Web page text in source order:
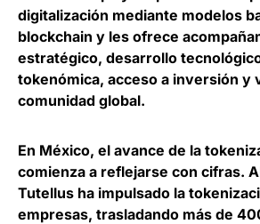
digitalización mediante modelos
blockchain y les ofrece
estratégico, desarrollo
tokenómica, acceso a inversión y
comunidad global.
En México, el avance de la
comienza a reflejarse con cifras.
Tutellus ha impulsado la
empresas, trasladando más de